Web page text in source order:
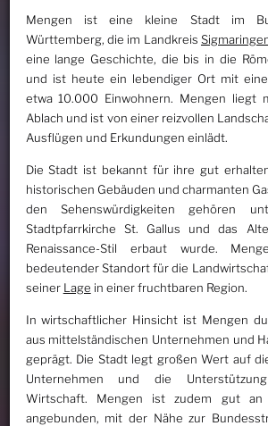
Mengen ist eine kleine Stadt im
Württemberg, die im Landkreis
eine lange Geschichte, die bis in die
und ist heute ein lebendiger Ort mit
etwa 10.000 Einwohnern. Mengen liegt
Ablach und ist von einer reizvollen
Ausflügen und Erkundungen einlädt.
Die Stadt ist bekannt für ihre gut
historischen Gebäuden und charmanten
den Sehenswürdigkeiten gehören
Stadtpfarrkirche St. Gallus und das
Renaissance-Stil erbaut wurde.
bedeutender Standort für die
seiner Lage in einer fruchtbaren Region.
In wirtschaftlicher Hinsicht ist Mengen
aus mittelständischen Unternehmen und
geprägt. Die Stadt legt großen Wert auf
Unternehmen und die
Wirtschaft. Mengen ist zudem gut an
angebunden, mit der Nähe zur